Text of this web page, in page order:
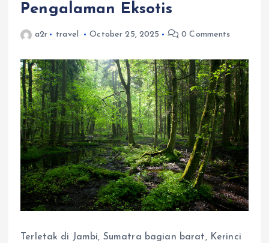
Pengalaman Eksotis
a2r travel October 25, 2025 0 Comments
Terletak di Jambi, Sumatra bagian barat, Kerinci